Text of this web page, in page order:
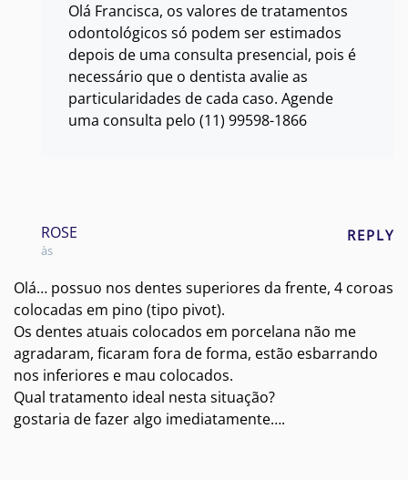
Olá Francisca, os valores de tratamentos
odontológicos só podem ser estimados
depois de uma consulta presencial, pois é
necessário que o dentista avalie as
particularidades de cada caso. Agende
uma consulta pelo (11) 99598-1866
ROSE
às
REPLY
Olá… possuo nos dentes superiores da frente, 4 coroas
colocadas em pino (tipo pivot).
Os dentes atuais colocados em porcelana não me
agradaram, ficaram fora de forma, estão esbarrando
nos inferiores e mau colocados.
Qual tratamento ideal nesta situação?
gostaria de fazer algo imediatamente….